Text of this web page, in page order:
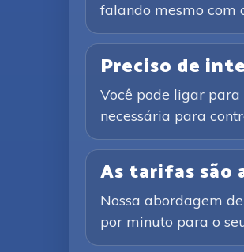
falando mesmo com
Preciso de
Você pode ligar
necessária para
As tarifas são
Nossa abordagem
por minuto para o